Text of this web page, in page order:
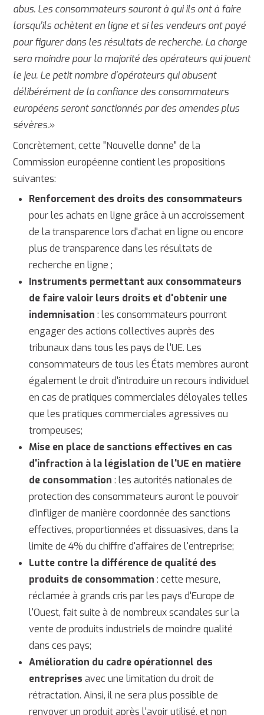
abus. Les consommateurs sauront à qui ils ont à faire
lorsqu'ils achètent en ligne et si les vendeurs ont payé
pour figurer dans les résultats de recherche. La charge
sera moindre pour la majorité des opérateurs qui jouent
le jeu. Le petit nombre d'opérateurs qui abusent
délibérément de la confiance des consommateurs
européens seront sanctionnés par des amendes plus
sévères.»
Concrètement, cette "Nouvelle donne" de la
Commission européenne contient les propositions
suivantes:
Renforcement des droits des consommateurs
pour les achats en ligne grâce à un accroissement
de la transparence lors d'achat en ligne ou encore
plus de transparence dans les résultats de
recherche en ligne ;
Instruments permettant aux consommateurs
de faire valoir leurs droits et d'obtenir une
indemnisation : les consommateurs pourront
engager des actions collectives auprès des
tribunaux dans tous les pays de l'UE. Les
consommateurs de tous les États membres auront
également le droit d'introduire un recours individuel
en cas de pratiques commerciales déloyales telles
que les pratiques commerciales agressives ou
trompeuses;
Mise en place de sanctions effectives en cas
d'infraction à la législation de l'UE en matière
de consommation : les autorités nationales de
protection des consommateurs auront le pouvoir
d'infliger de manière coordonnée des sanctions
effectives, proportionnées et dissuasives, dans la
limite de 4% du chiffre d'affaires de l'entreprise;
Lutte contre la différence de qualité des
produits de consommation : cette mesure,
réclamée à grands cris par les pays d'Europe de
l'Ouest, fait suite à de nombreux scandales sur la
vente de produits industriels de moindre qualité
dans ces pays;
Amélioration du cadre opérationnel des
entreprises avec une limitation du droit de
rétractation. Ainsi, il ne sera plus possible de
renvoyer un produit après l'avoir utilisé, et non